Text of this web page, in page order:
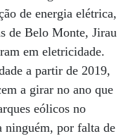
de energia elétrica,
de Belo Monte, Jirau
em eletricidade.
a partir de 2019,
a girar no ano que
eólicos no
ninguém, por falta de